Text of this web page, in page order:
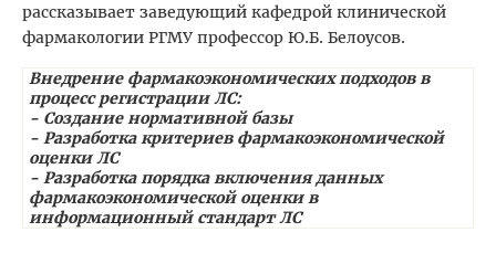
рассказывает заведующий кафедрой клинической
фармакологии РГМУ профессор Ю.Б. Белоусов.
Внедрение фармакоэкономических подходов в
процесс регистрации ЛС:
- Создание нормативной базы
- Разработка критериев фармакоэкономической
оценки ЛС
- Разработка порядка включения данных
фармакоэкономической оценки в
информационный стандарт ЛС